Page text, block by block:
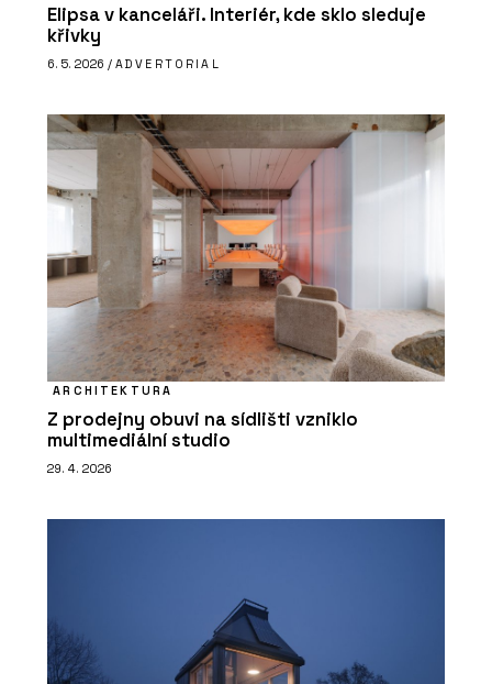
Elipsa v kanceláři. Interiér, kde sklo sleduje
křivky
6. 5. 2026 / ADVERTORIAL
ARCHITEKTURA
Z prodejny obuvi na sídlišti vzniklo
multimediální studio
29. 4. 2026